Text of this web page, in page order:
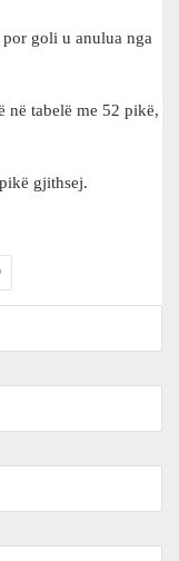
goli u anulua nga
në tabelë me 52 pikë,
gjithsej.